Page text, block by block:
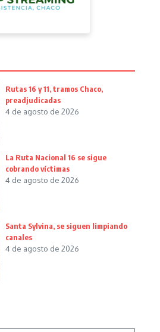
Rutas 16 y 11, tramos Chaco,
preadjudicadas
4 de agosto de 2026
La Ruta Nacional 16 se sigue
cobrando víctimas
4 de agosto de 2026
Santa Sylvina, se siguen limpiando
canales
4 de agosto de 2026